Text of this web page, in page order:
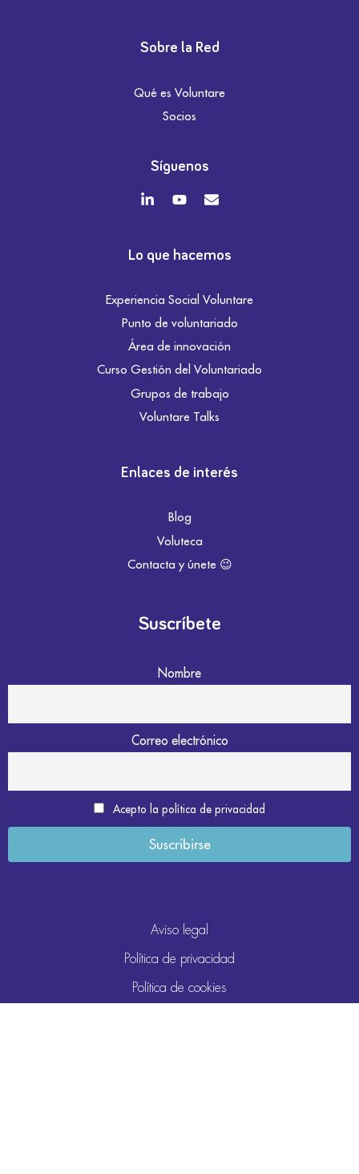
Sobre la Red
Qué es Voluntare
Socios
Síguenos
Lo que hacemos
Experiencia Social Voluntare
Punto de voluntariado
Área de innovación
Curso Gestión del Voluntariado
Grupos de trabajo
Voluntare Talks
Enlaces de interés
Blog
Voluteca
Contacta y únete 😉
Suscríbete
Nombre
Correo electrónico
Acepto la política de privacidad
Aviso legal
Política de privacidad
Política de cookies